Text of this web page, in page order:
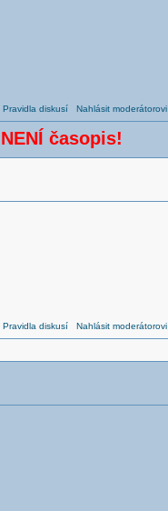
Pravidla diskusí Nahlásit moderátorovi
časopis!
Pravidla diskusí Nahlásit moderátorovi